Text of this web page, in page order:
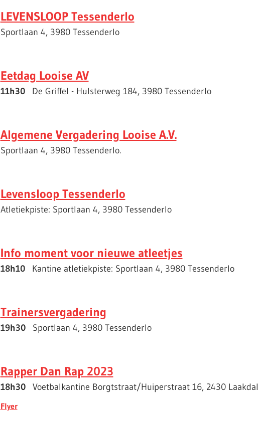
LEVENSLOOP Tessenderlo
Sportlaan 4, 3980 Tessenderlo
Eetdag Looise AV
11h30 De Griffel - Hulsterweg 184, 3980 Tessenderlo
Algemene Vergadering Looise A.V.
Sportlaan 4, 3980 Tessenderlo.
Levensloop Tessenderlo
Atletiekpiste: Sportlaan 4, 3980 Tessenderlo
Info moment voor nieuwe atleetjes
18h10 Kantine atletiekpiste: Sportlaan 4, 3980 Tessenderlo
Trainersvergadering
19h30 Sportlaan 4, 3980 Tessenderlo
Rapper Dan Rap 2023
18h30 Voetbalkantine Borgtstraat/Huiperstraat 16, 2430 Laakdal
Flyer